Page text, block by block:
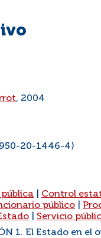
, 2004
950-20-1446-4)
Control
público
Servicio
1. El Estado en el